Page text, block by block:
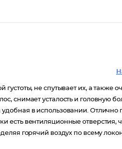
не спутывает их, а также
снимает усталость и головную
в использовании. Отлично
есть вентиляционные отверстия,
горячий воздух по всему